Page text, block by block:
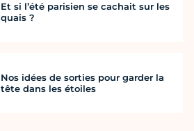
Et si l’été parisien se cachait sur les
quais ?
Nos idées de sorties pour garder la
tête dans les étoiles